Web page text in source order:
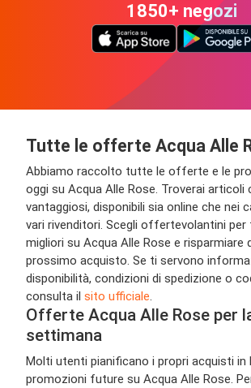
1850+ negozi
Tutte le offerte Acqua Alle
Abbiamo raccolto tutte le offerte e le
oggi su Acqua Alle Rose. Troverai articoli
vantaggiosi, disponibili sia online che nei
vari rivenditori. Scegli offertevolantini per
migliori su Acqua Alle Rose e risparmiare
prossimo acquisto. Se ti servono
disponibilità, condizioni di spedizione o
consulta il sito ufficiale
Offerte Acqua Alle Rose per
settimana
Molti utenti pianificano i propri acquisti in
promozioni future su Acqua Alle Rose.